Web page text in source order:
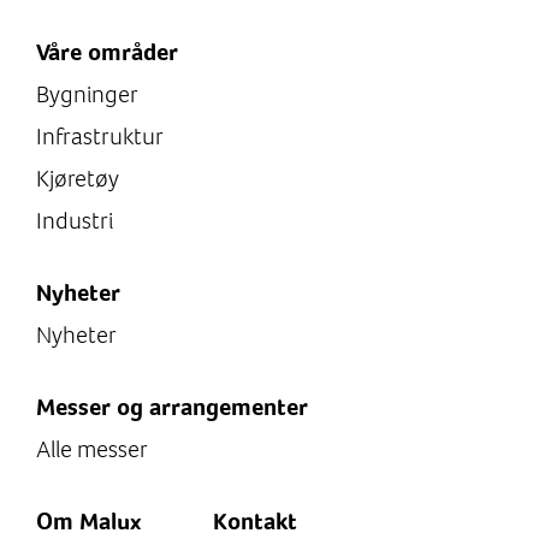
Våre områder
Bygninger
Infrastruktur
Kjøretøy
Industri
Nyheter
Nyheter
Messer og arrangementer
Alle messer
Om Malux Kontakt